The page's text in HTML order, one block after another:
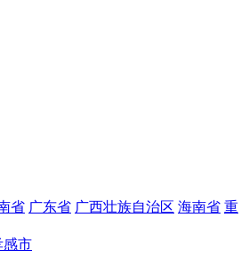
省 广东省 广西壮族自治区 海南省 重
感市